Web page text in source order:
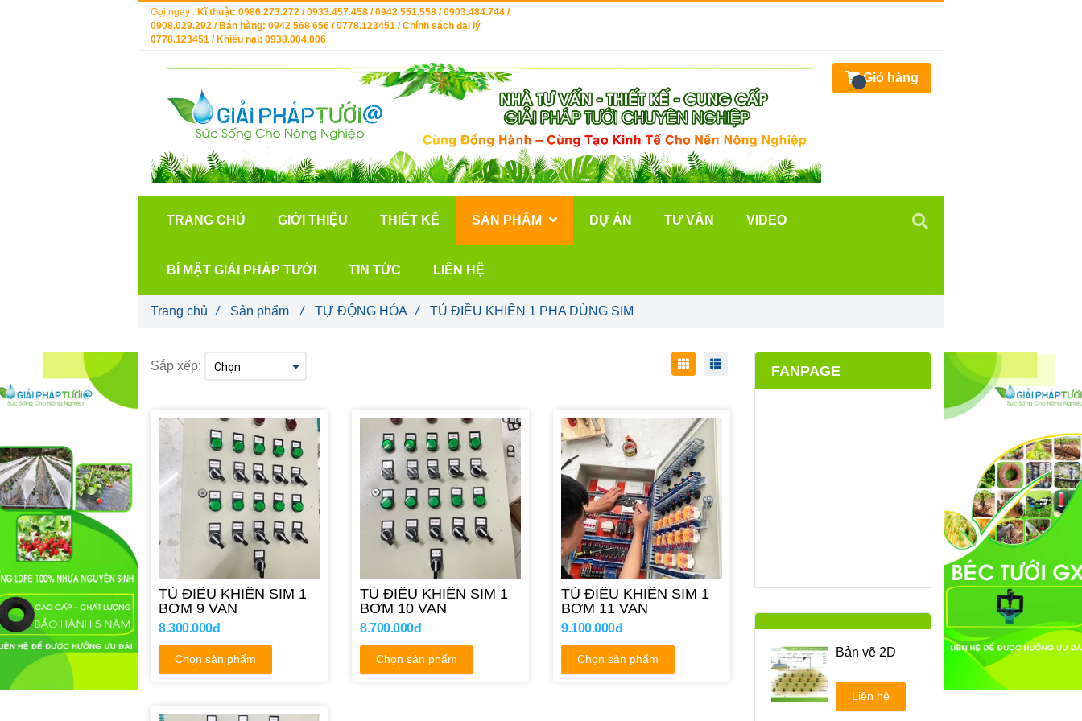
Sắp xếp:
TỦ ĐIỀU KHIỂN SIM 1
BƠM 9 VAN
8.300.000đ
Chọn sản phẩm
TỦ ĐIỀU KHIỂN SIM 1
BƠM 10 VAN
8.700.000đ
Chọn sản phẩm
TỦ ĐIỀU KHIỂN SIM 1
BƠM 11 VAN
9.100.000đ
Chọn sản phẩm
FANPAGE
Bản vẽ 2D
Liên hệ
Trang chủ / Sản phẩm / TỰ ĐỘNG HÓA / TỦ ĐIỀU KHIỂN 1 PHA DÙNG SIM
Gọi ngay : Kĩ thuật: 0986.273.272 / 0933.457.458 / 0942.551.558 / 0903.484.744 /
0908.029.292 / Bán hàng: 0942 568 656 / 0778.123451 / Chính sách đại lý
0778.123451 / Khiếu nại: 0938.004.006
Giỏ hàng
TRANG CHỦ GIỚI THIỆU THIẾT KẾ SẢN PHẨM DỰ ÁN TƯ VẤN VIDEO
BÍ MẬT GIẢI PHÁP TƯỚI TIN TỨC LIÊN HỆ